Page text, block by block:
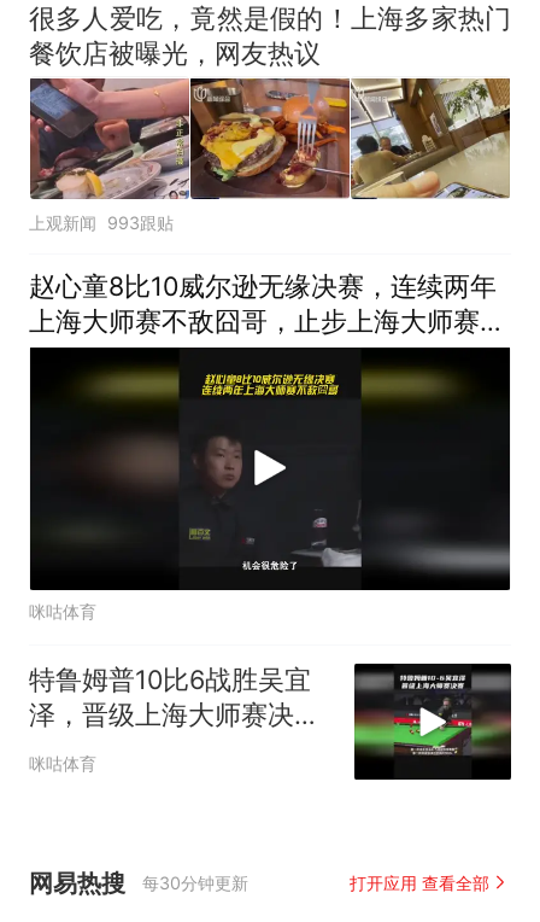
很多人爱吃，竟然是假的！上海多家热门
餐饮店被曝光，网友热议
上观新闻 993跟贴
赵心童8比10威尔逊无缘决赛，连续两年
上海大师赛不敌囧哥，止步上海大师赛四
强
咪咕体育
特鲁姆普10比6战胜吴宜
泽，晋级上海大师赛决
赛！
咪咕体育
网易热搜 每30分钟更新 打开应用 查看全部